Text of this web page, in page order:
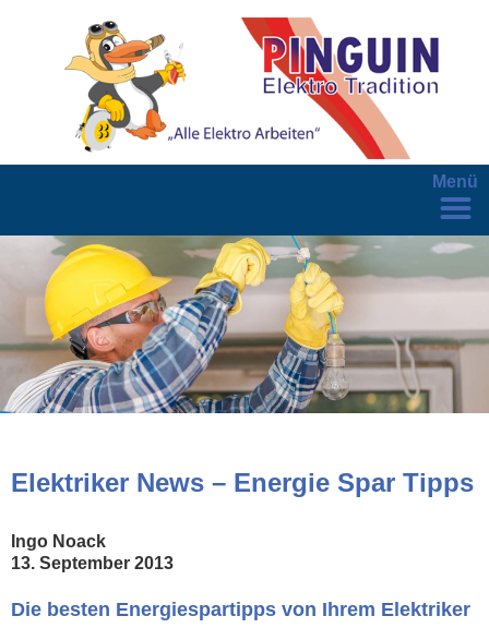
Menü
Elektriker News – Energie Spar Tipps
Ingo Noack
13. September 2013
Die besten Energiespartipps von Ihrem Elektriker